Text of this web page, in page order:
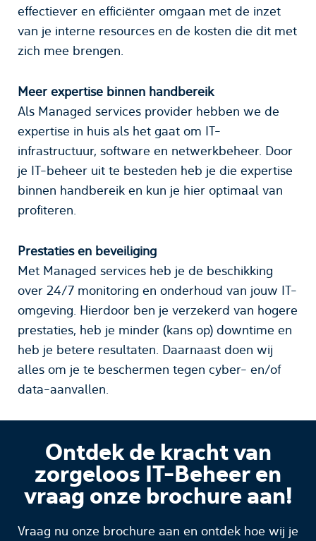
effectiever en efficiënter omgaan met de inzet
van je interne resources en de kosten die dit met
zich mee brengen.
Meer expertise binnen handbereik
Als Managed services provider hebben we de
expertise in huis als het gaat om IT-
infrastructuur, software en netwerkbeheer. Door
je IT-beheer uit te besteden heb je die expertise
binnen handbereik en kun je hier optimaal van
profiteren.
Prestaties en beveiliging
Met Managed services heb je de beschikking
over 24/7 monitoring en onderhoud van jouw IT-
omgeving. Hierdoor ben je verzekerd van hogere
prestaties, heb je minder (kans op) downtime en
heb je betere resultaten. Daarnaast doen wij
alles om je te beschermen tegen cyber- en/of
data-aanvallen.
Ontdek de kracht van
zorgeloos IT-Beheer en
vraag onze brochure aan!
Vraag nu onze brochure aan en ontdek hoe wij je